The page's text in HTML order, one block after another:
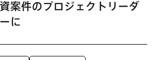
資案件のプロジェクトリーダ
ーに